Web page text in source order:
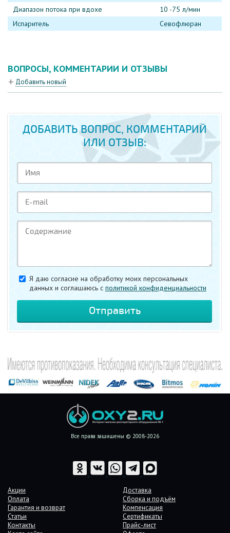
Диапазон потока при вдохе
10 -75 л/мин
Испаритель
Севофлюран
ВОПРОСЫ, КОММЕНТАРИИ И ОТЗЫВЫ
Добавить новый
ДОБАВИТЬ ВОПРОС, КОММЕНТАРИЙ
ИЛИ ОТЗЫВ:
Я даю согласие на обработку моих персональных
данных и соглашаюсь c политикой конфиденциальности
Все права защищены © 2008-2026
Акции
Доставка
Оплата
Сборка и подъём
Гарантия и возврат
Компенсация
Статьи
Сертификаты
Контакты
Прайс-лист